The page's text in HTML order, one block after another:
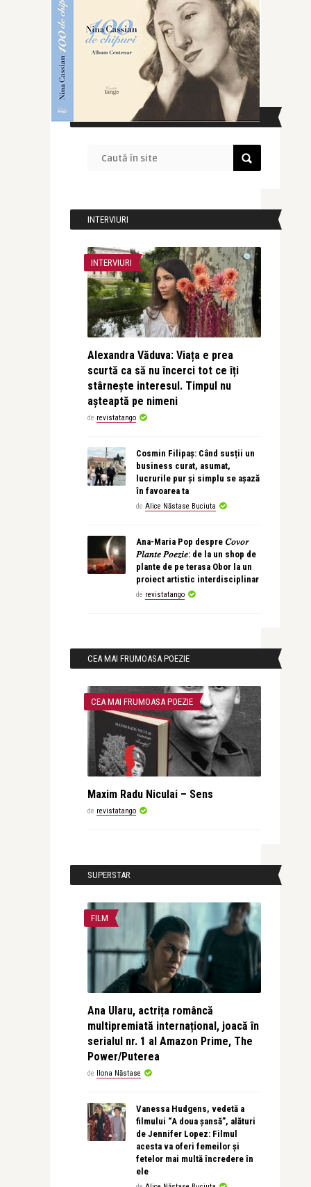
CAUTĂ ÎN SITE
INTERVIURI
INTERVIURI
Alexandra Văduva: Viața e prea
scurtă ca să nu încerci tot ce îți
stârnește interesul. Timpul nu
așteaptă pe nimeni
de revistatango
Cosmin Filipaș: Când susții un
business curat, asumat,
lucrurile pur și simplu se așază
în favoarea ta
de Alice Năstase Buciuta
Ana-Maria Pop despre 𝐶𝑜𝑣𝑜𝑟
𝑃𝑙𝑎𝑛𝑡𝑒 𝑃𝑜𝑒𝑧𝑖𝑒: de la un shop de
plante de pe terasa Obor la un
proiect artistic interdisciplinar
de revistatango
CEA MAI FRUMOASA POEZIE
CEA MAI FRUMOASA POEZIE
Maxim Radu Niculai – Sens
de revistatango
SUPERSTAR
FILM
Ana Ularu, actrița româncă
multipremiată internațional, joacă în
serialul nr. 1 al Amazon Prime, The
Power/Puterea
de Ilona Năstase
Vanessa Hudgens, vedetă a
filmului “A doua șansă”, alături
de Jennifer Lopez: Filmul
acesta va oferi femeilor și
fetelor mai multă încredere în
ele